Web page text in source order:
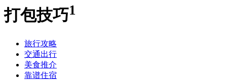
打包技巧1
旅行攻略
交通出行
美食推介
靠谱住宿